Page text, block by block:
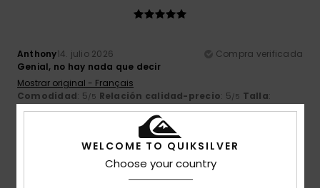
Anthony14. julio 2026
Compra verificada
Genial, no hay nada que decir
Mostrar original - Français
Comodidad: 5/5 Relación calidad-precio: 5/5 Talla:
Demasiado grandeMaterial: 5/5 Color: 5/5
Recomiendo este producto
5/5
WELCOME TO QUIKSILVER
Choose your country